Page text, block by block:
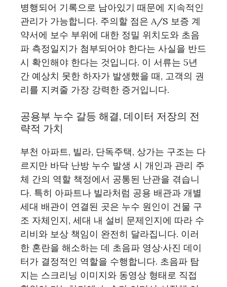
병행되어 기록으로 남아있기 때문에 지속적인
관리가 가능합니다. 주의할 점은 A/S 보증 계
약서에 보수 부위에 대한 정밀 위치도와 초음
파 측정일지가 첨부되어야 한다는 사실을 반드
시 확인해야 한다는 것입니다. 이 서류는 5년
간 예상치 못한 하자가 발생했을 때, 고객의 권
리를 지켜줄 가장 강력한 증거입니다.
공용부 누수 갈등 해결, 데이터 저장의 전
략적 가치
부천 아파트, 빌라, 단독주택, 상가는 구조는 다
르지만 바닥 난방 누수 발생 시 개인과 관리 주
체 간의 역할 책정에서 공통된 난관을 겪습니
다. 특히 아파트나 빌라처럼 공용 배관과 개별
세대 배관이 연결된 곳은 누수 원인이 건물 구
조 자체인지, 세대 내 설비 문제인지에 따라 수
리비와 보상 책임이 완전히 달라집니다. 이러
한 혼란을 해소하는 데 초음파 영상·사진 데이
터가 결정적인 역할을 수행합니다. 초음파 탐
지는 스크리닝 이미지와 동영상 형태로 직접